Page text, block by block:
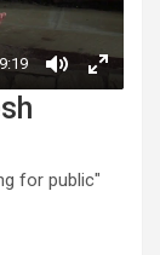
for public"